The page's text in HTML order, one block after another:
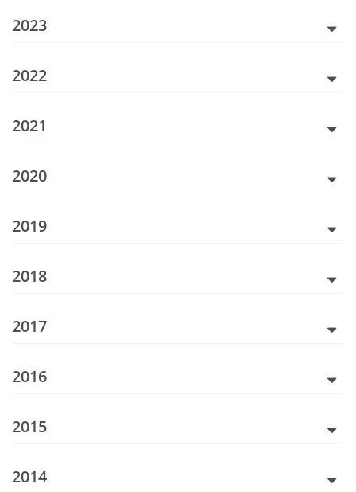
2023
2022
2021
2020
2019
2018
2017
2016
2015
2014